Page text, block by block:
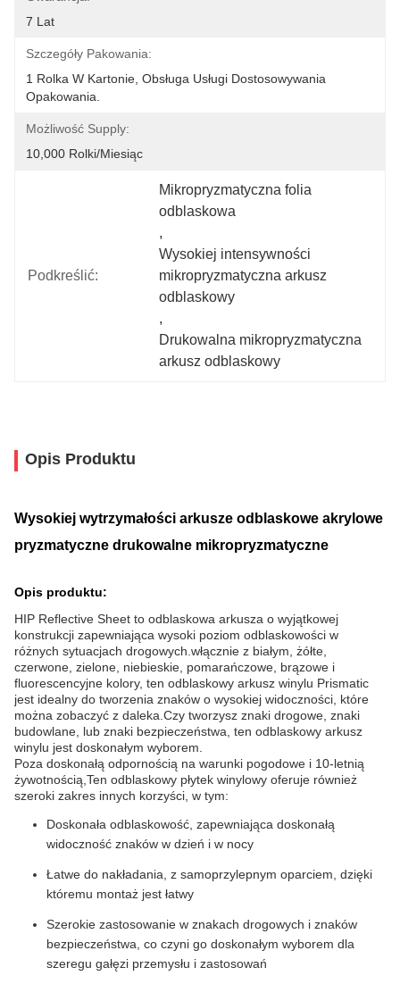
7 Lat
Szczegóły Pakowania:
1 Rolka W Kartonie, Obsługa Usługi Dostosowywania
Opakowania.
Możliwość Supply:
10,000 Rolki/miesiąc
Podkreślić:
Mikropryzmatyczna folia
odblaskowa
,
Wysokiej intensywności
mikropryzmatyczna arkusz
odblaskowy
,
Drukowalna mikropryzmatyczna
arkusz odblaskowy
Opis Produktu
Wysokiej wytrzymałości arkusze odblaskowe akrylowe
pryzmatyczne drukowalne mikropryzmatyczne
Opis produktu:
HIP Reflective Sheet to odblaskowa arkusza o wyjątkowej
konstrukcji zapewniająca wysoki poziom odblaskowości w
różnych sytuacjach drogowych.włącznie z białym, żółte,
czerwone, zielone, niebieskie, pomarańczowe, brązowe i
fluorescencyjne kolory, ten odblaskowy arkusz winylu Prismatic
jest idealny do tworzenia znaków o wysokiej widoczności, które
można zobaczyć z daleka.Czy tworzysz znaki drogowe, znaki
budowlane, lub znaki bezpieczeństwa, ten odblaskowy arkusz
winylu jest doskonałym wyborem.
Poza doskonałą odpornością na warunki pogodowe i 10-letnią
żywotnością,Ten odblaskowy płytek winylowy oferuje również
szeroki zakres innych korzyści, w tym:
Doskonała odblaskowość, zapewniająca doskonałą
widoczność znaków w dzień i w nocy
Łatwe do nakładania, z samoprzylepnym oparciem, dzięki
któremu montaż jest łatwy
Szerokie zastosowanie w znakach drogowych i znaków
bezpieczeństwa, co czyni go doskonałym wyborem dla
szeregu gałęzi przemysłu i zastosowań